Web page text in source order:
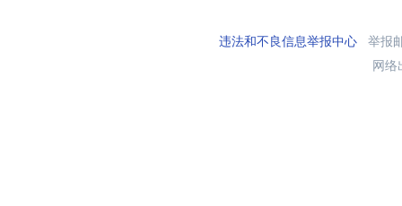
违法和不良信息举报中心举报
网